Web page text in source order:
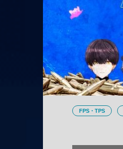
FPS・TPS